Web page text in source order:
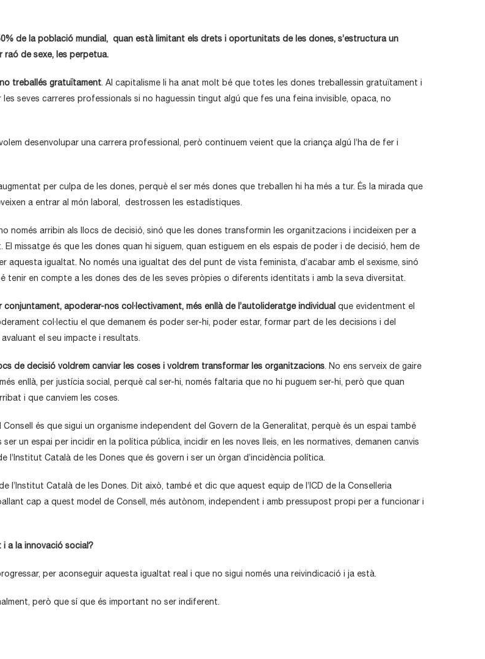
de la població mundial, quan està limitant els drets i oportunitats de les dones, s’estructura un
raó de sexe, les perpetua.
treballés gratuïtament. Al capitalisme li ha anat molt bé que totes les dones treballessin gratuïtament i
seves carreres professionals si no haguessin tingut algú que fes una feina invisible, opaca, no
desenvolupar una carrera professional, però continuem veient que la criança algú l’ha de fer i
per culpa de les dones, perquè el ser més dones que treballen hi ha més a tur. És la mirada que
a entrar al món laboral, destrossen les estadístiques.
només arribin als llocs de decisió, sinó que les dones transformin les organitzacions i incideixen per a
missatge és que les dones quan hi siguem, quan estiguem en els espais de poder i de decisió, hem de
igualtat. No només una igualtat des del punt de vista feminista, d’acabar amb el sexisme, sinó
tenir en compte a les dones des de les seves pròpies o diferents identitats i amb la seva diversitat.
apoderar-nos col·lectivament, més enllà de l’autolideratge individual que evidentment el
col·lectiu el que demanem és poder ser-hi, poder estar, formar part de les decisions i del
el seu impacte i resultats.
de decisió voldrem canviar les coses i voldrem transformar les organitzacions. No ens serveix de gaire
enllà, per justícia social, perquè cal ser-hi, només faltaria que no hi puguem ser-hi, però que quan
i que canviem les coses.
és que sigui un organisme independent del Govern de la Generalitat, perquè és un espai també
un espai per incidir en la política pública, incidir en les noves lleis, en les normatives, demanen canvis
Català de les Dones que és govern i ser un òrgan d’incidència política.
l’Institut Català de les Dones. Dit això, també et dic que aquest equip de l’ICD de la Conselleria
cap a quest model de Consell, més autònom, independent i amb pressupost propi per a funcionar i
i a la innovació social?
per aconseguir aquesta igualtat real i que no sigui només una reivindicació i ja està.
però que sí que és important no ser indiferent.